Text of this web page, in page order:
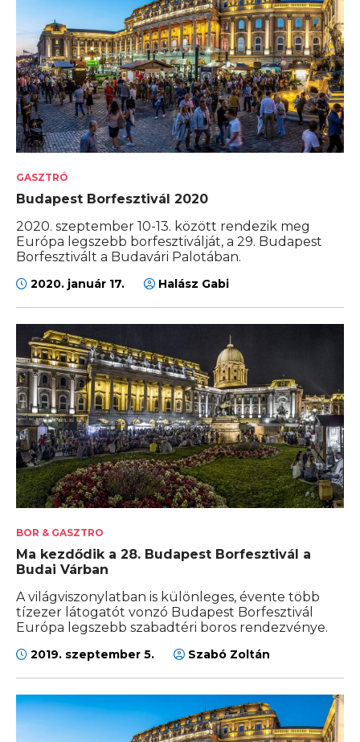
GASZTRÓ
Budapest Borfesztivál 2020
2020. szeptember 10-13. között rendezik meg
Európa legszebb borfesztiválját, a 29. Budapest
Borfesztivált a Budavári Palotában.
2020. január 17. Halász Gabi
BOR & GASZTRO
Ma kezdődik a 28. Budapest Borfesztivál a
Budai Várban
A világviszonylatban is különleges, évente több
tízezer látogatót vonzó Budapest Borfesztivál
Európa legszebb szabadtéri boros rendezvénye.
2019. szeptember 5. Szabó Zoltán